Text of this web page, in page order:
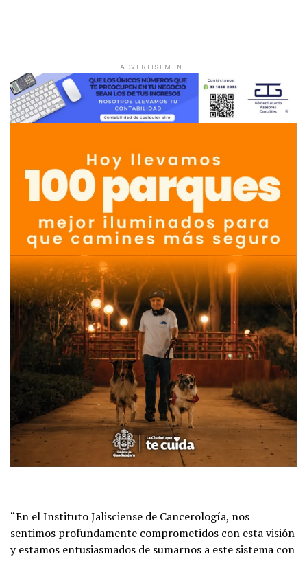
ADVERTISEMENT
“En el Instituto Jalisciense de Cancerología, nos
sentimos profundamente comprometidos con esta visión
y estamos entusiasmados de sumarnos a este sistema con